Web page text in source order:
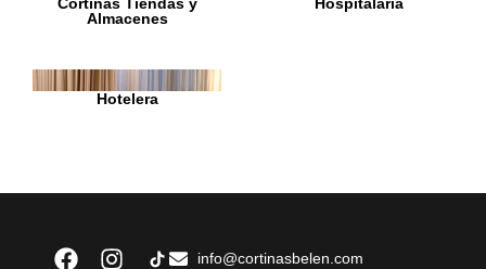
Almacenes
Hotelera
info@cortinasbelen.com